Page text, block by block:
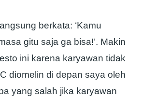
berkata: ‘Kamu
gitu saja ga bisa!’. Makin
ini karena karyawan tidak
diomelin di depan saya oleh
yang salah jika karyawan